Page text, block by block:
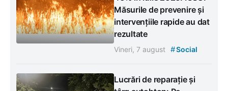
Măsurile de prevenire și
intervențiile rapide au dat
rezultate
Vineri, 7 august #Social
Lucrări de reparație și